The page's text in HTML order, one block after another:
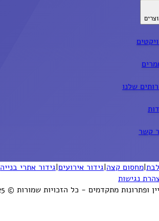
שלנו
קשר
|מחסום קצה|גידור אירועים|גידור אתרי בנייה
נגישות
ופתרונות מתקדמים - כל הזכויות שמורות © 2025